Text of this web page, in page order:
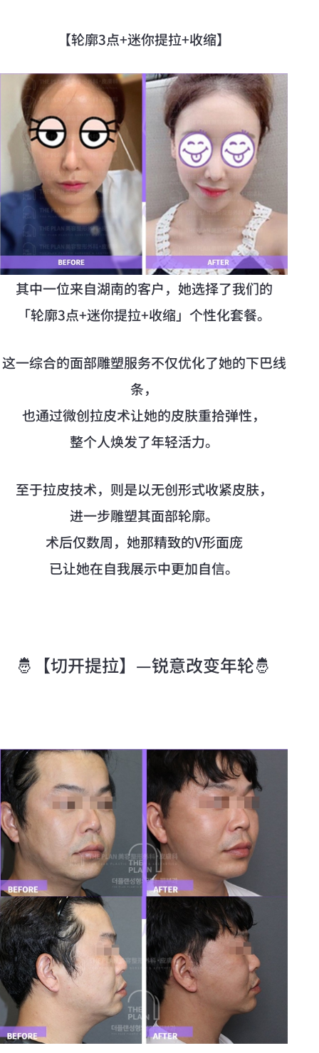
【轮廓3点+迷你提拉+收缩】
其中一位来自湖南的客户，她选择了我们的
「轮廓3点+迷你提拉+收缩」个性化套餐。
这一综合的面部雕塑服务不仅优化了她的下巴线
条，
也通过微创拉皮术让她的皮肤重拾弹性，
整个人焕发了年轻活力。
至于拉皮技术，则是以无创形式收紧皮肤，
进一步雕塑其面部轮廓。
术后仅数周，她那精致的V形面庞
已让她在自我展示中更加自信。
🤴【切开提拉】—锐意改变年轮🤴